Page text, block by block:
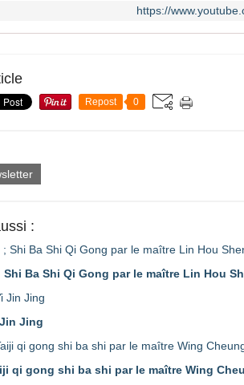
https://
Repost 0
:
Ba Shi Qi Gong par le maître Lin Hou
Jing
qi gong shi ba shi par le maître Wing